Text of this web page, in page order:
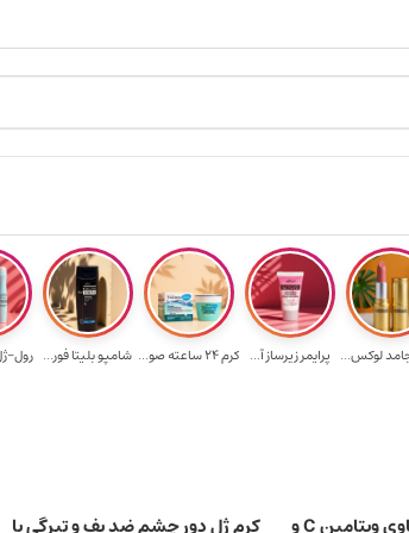
هدیه برای خرید های ۳.۵ میلیون به یالا
لوکس... پرایمر زیرساز آ... کرم 24 ساعته صو... شامپو بلیتا فور... رول-
کرم دور چشم حاوی ویتامین C و کرم ژل دور چشم ضد پف و تیرگی با